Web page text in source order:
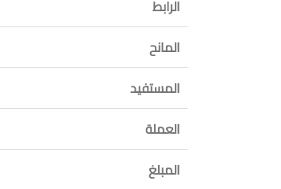
الرابط
المانح
المستفيد
العملة
المبلغ